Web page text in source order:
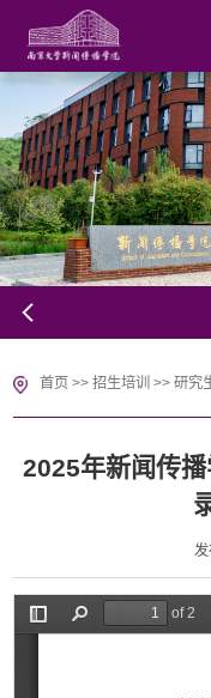
首页 >>招生培训 >>研究
2025年新闻传